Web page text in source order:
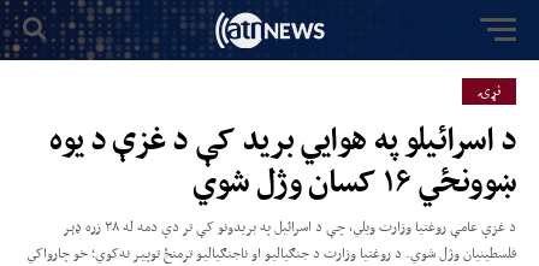
نړۍ
د اسرائیلو په هوایي برید کې د غزې د یوه
ښوونځي ۱۶ کسان وژل شوي
د غزې عامې روغتیا وزارت ویلي، چې د اسرائیل په بریدونو کې تر دې دمه له ۳۸ زره ډېر
فلسطینیان وژل شوي. د روغتیا وزارت د جنګیالیو او ناجنګیالیو ترمنځ توپیر نه‌کوي؛ خو چارواکي